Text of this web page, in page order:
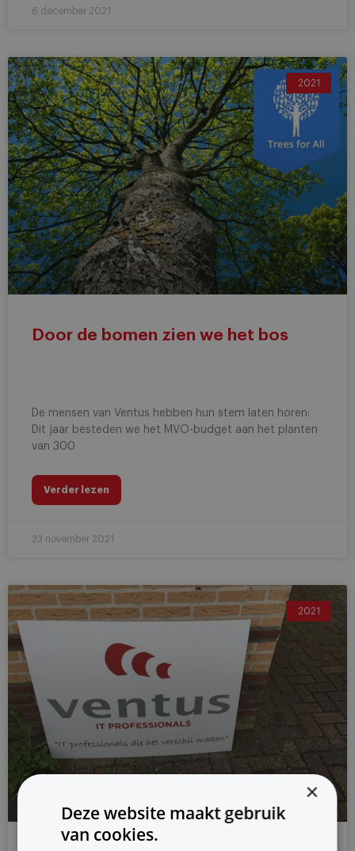
6 december 2021
2021
Door de bomen zien we het bos
De mensen van Ventus hebben hun stem laten horen:
Dit jaar besteden we het MVO-budget aan het planten
van 300
Verder lezen
23 november 2021
2021
×
Deze website maakt gebruik
van cookies.